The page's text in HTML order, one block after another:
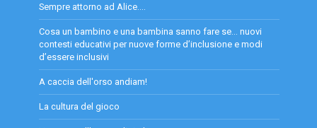
Sempre attorno ad Alice....
Cosa un bambino e una bambina sanno fare se… nuovi
contesti educativi per nuove forme d’inclusione e modi
d’essere inclusivi
A caccia dell'orso andiam!
La cultura del gioco